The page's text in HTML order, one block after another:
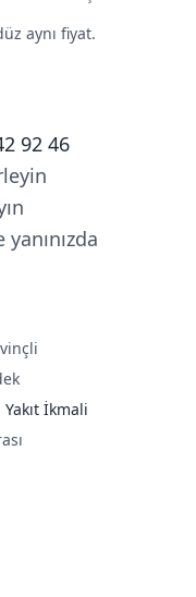
aynı fiyat.
92 46
Yakıt İkmali